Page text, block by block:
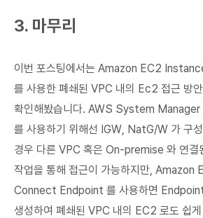
3. 마무리
이번 포스팅에서는 Amazon EC2
를 사용한 폐쇄된 VPC 내의 Ec2 접근 방
확인해봤습니다. AWS System
를 사용하기 위해선 IGW, NatG/W 가 구
경우 다른 VPC 혹은 On-premise 와 연
작업을 통해 접근이 가능하지만,
Connect Endpoint 를 사용하면 Endpoint
생성하여 폐쇄된 VPC 내의 EC2 로도 쉽